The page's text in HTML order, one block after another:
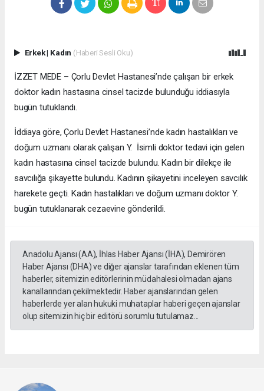
Erkek| Kadın (Haberi Sesli Oku)
İZZET MEDE – Çorlu Devlet Hastanesi’nde çalışan bir erkek
doktor kadın hastasına cinsel tacizde bulunduğu iddiasıyla
bugün tutuklandı.
İddiaya göre, Çorlu Devlet Hastanesi’nde kadın hastalıkları ve
doğum uzmanı olarak çalışan Y. İsimli doktor tedavi için gelen
kadın hastasına cinsel tacizde bulundu. Kadın bir dilekçe ile
savcılığa şikayette bulundu. Kadının şikayetini inceleyen savcılık
harekete geçti. Kadın hastalıkları ve doğum uzmanı doktor Y.
bugün tutuklanarak cezaevine gönderildi.
Anadolu Ajansı (AA), İhlas Haber Ajansı (İHA), Demirören
Haber Ajansı (DHA) ve diğer ajanslar tarafından eklenen tüm
haberler, sitemizin editörlerinin müdahalesi olmadan ajans
kanallarından çekilmektedir. Haber ajanslarından gelen
haberlerde yer alan hukuki muhataplar haberi geçen ajanslar
olup sitemizin hiç bir editörü sorumlu tutulamaz...